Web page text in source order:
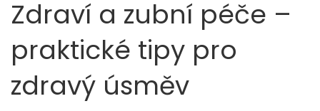
Zdraví a zubní péče –
praktické tipy pro
zdravý úsměv